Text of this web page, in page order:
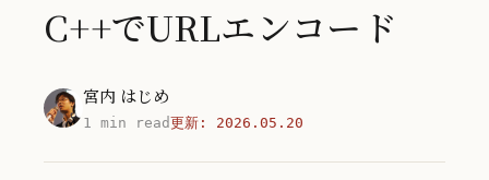
C++でURLエンコード
宮内 はじめ
1 min read更新: 2026.05.20